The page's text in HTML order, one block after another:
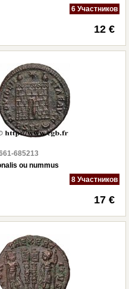
6 Участников
12 €
685213
ou nummus
8 Участников
17 €